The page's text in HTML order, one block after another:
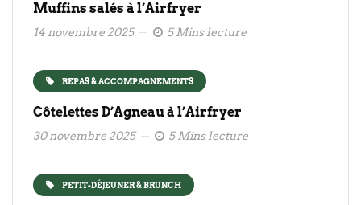
Muffins salés à l’Airfryer
14 novembre 2025 5 Mins lecture
REPAS & ACCOMPAGNEMENTS
Côtelettes D’Agneau à l’Airfryer
30 novembre 2025 5 Mins lecture
PETIT-DÉJEUNER & BRUNCH